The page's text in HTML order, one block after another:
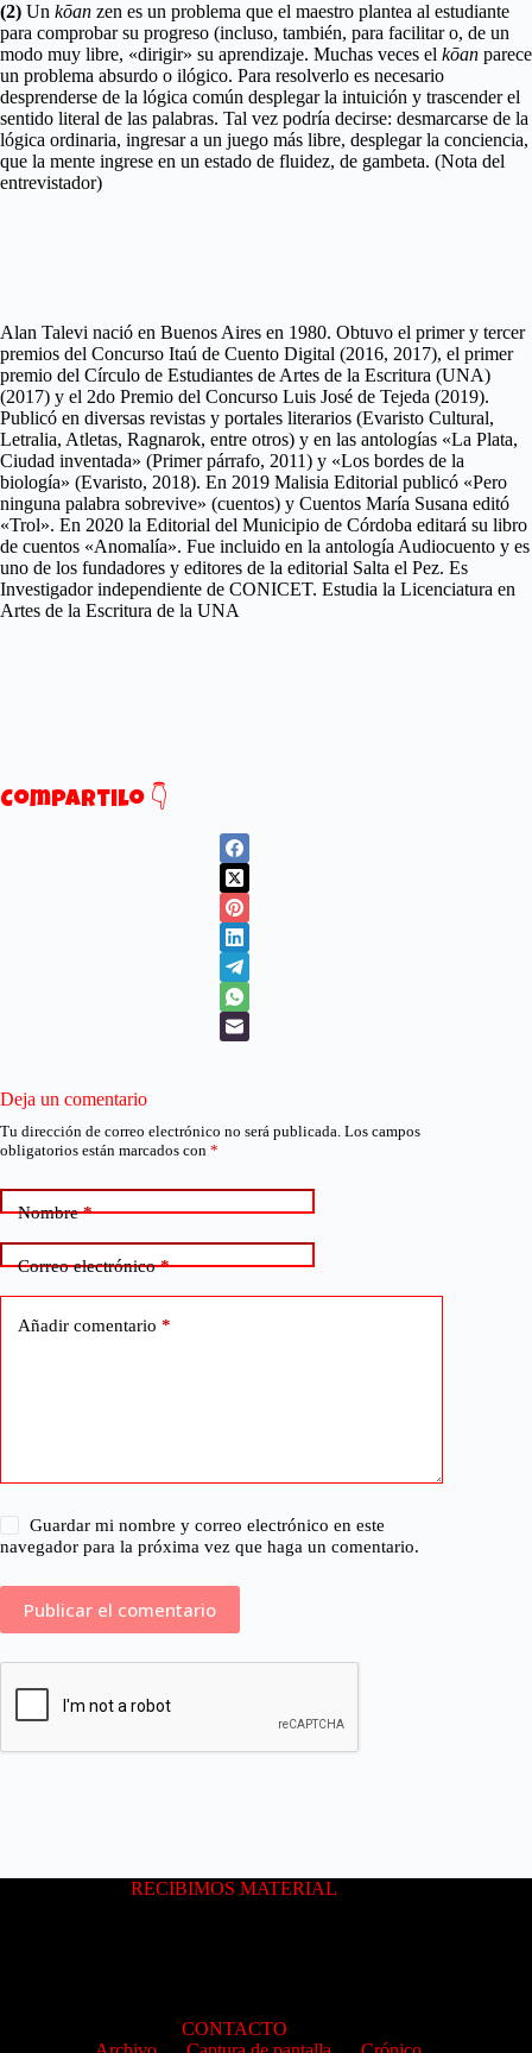
(2) Un kōan zen es un problema que el maestro plantea al estudiante
para comprobar su progreso (incluso, también, para facilitar o, de un
modo muy libre, «dirigir» su aprendizaje. Muchas veces el kōan parece
un problema absurdo o ilógico. Para resolverlo es necesario
desprenderse de la lógica común desplegar la intuición y trascender el
sentido literal de las palabras. Tal vez podría decirse: desmarcarse de la
lógica ordinaria, ingresar a un juego más libre, desplegar la conciencia,
que la mente ingrese en un estado de fluidez, de gambeta. (Nota del
entrevistador)
Alan Talevi nació en Buenos Aires en 1980. Obtuvo el primer y tercer
premios del Concurso Itaú de Cuento Digital (2016, 2017), el primer
premio del Círculo de Estudiantes de Artes de la Escritura (UNA)
(2017) y el 2do Premio del Concurso Luis José de Tejeda (2019).
Publicó en diversas revistas y portales literarios (Evaristo Cultural,
Letralia, Atletas, Ragnarok, entre otros) y en las antologías «La Plata,
Ciudad inventada» (Primer párrafo, 2011) y «Los bordes de la
biología» (Evaristo, 2018). En 2019 Malisia Editorial publicó «Pero
ninguna palabra sobrevive» (cuentos) y Cuentos María Susana editó
«Trol». En 2020 la Editorial del Municipio de Córdoba editará su libro
de cuentos «Anomalía». Fue incluido en la antología Audiocuento y es
uno de los fundadores y editores de la editorial Salta el Pez. Es
Investigador independiente de CONICET. Estudia la Licenciatura en
Artes de la Escritura de la UNA
Compartilo 👇
Deja un comentario
Tu dirección de correo electrónico no será publicada. Los campos
obligatorios están marcados con *
Nombre*
Correo electrónico*
Añadir comentario *
Guardar mi nombre y correo electrónico en este
navegador para la próxima vez que haga un comentario.
RECIBIMOS MATERIAL
CONTACTO